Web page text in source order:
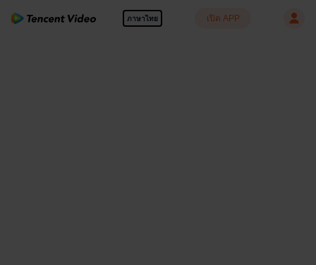
ภาษาไทย เปิด APP